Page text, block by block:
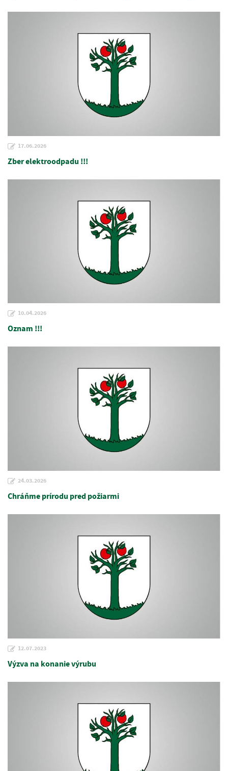
17.06.2026
Zber elektroodpadu !!!
10.04.2026
Oznam !!!
24.03.2026
Chráňme prírodu pred požiarmi
12.07.2023
Výzva na konanie výrubu